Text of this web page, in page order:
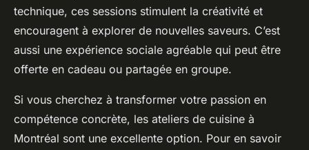
technique, ces sessions stimulent la créativité et
encouragent à explorer de nouvelles saveurs. C’est
aussi une expérience sociale agréable qui peut être
offerte en cadeau ou partagée en groupe.
Si vous cherchez à transformer votre passion en
compétence concrète, les ateliers de cuisine à
Montréal sont une excellente option. Pour en savoir